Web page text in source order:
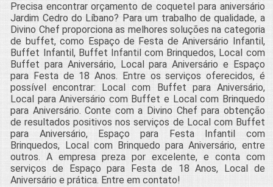
Precisa encontrar orçamento de coquetel para aniversário
Jardim Cedro do Líbano? Para um trabalho de qualidade, a
Divino Chef proporciona as melhores soluções na categoria
de buffet, como Espaço de Festa de Aniversário Infantil,
Buffet Infantil, Buffet Infantil com Brinquedos, Local com
Buffet para Aniversário, Local para Aniversário e Espaço
para Festa de 18 Anos. Entre os serviços oferecidos, é
possível encontrar: Local com Buffet para Aniversário,
Local para Aniversário com Buffet e Local com Brinquedo
para Aniversário. Conte com a Divino Chef para obtenção
de resultados positivos nos serviços de Local com Buffet
para Aniversário, Espaço para Festa Infantil com
Brinquedos, Local com Brinquedo para Aniversário, entre
outros. A empresa preza por excelente, e conta com
serviços de Espaço para Festa de 18 Anos, Local de
Aniversário e prática. Entre em contato!